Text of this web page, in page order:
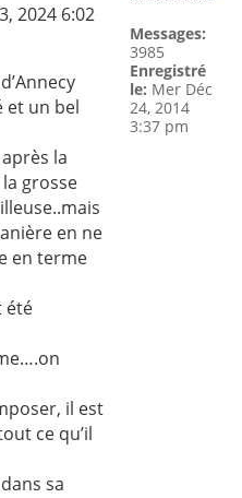
2024 6:02
et un bel
la
grosse
en ne
en terme
été
il est
ce qu’il
sa
Messages:
3985
Enregistré
le: Mer Déc
24, 2014
3:37 pm